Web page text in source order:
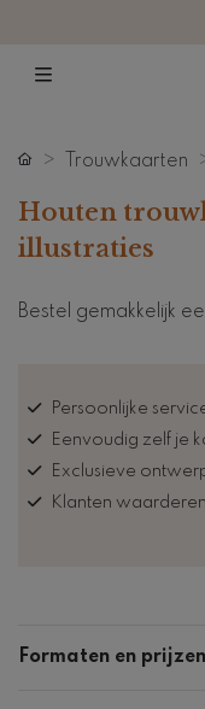
Trouwkaarten
Houten
illustraties
Bestel gemakkelijk
Persoonlijke
Eenvoudig zelf je
Exclusieve
Klanten
Formaten en prijzen